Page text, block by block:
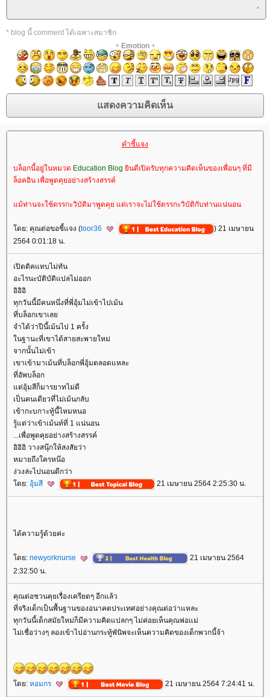
* blog นี้ comment ได้เฉพาะสมาชิก
+ Emotion+
คำชี้แจง
บล็อกนี้อยู่ในหมวด Education Blog ินดีเปิดรับทุกความคิดเห็นของเพื่อนๆ ที่มี
ล็อคอิน เพื่อพูดคุยอย่างสร้างสรรค์
ม้ท่านจะใช้ตรรกะวิบัติมาพูดคุย แต่เราจะไม่ใช้ตรรกะวิบัติกับท่านแน่นอน
ดย: คุณต่อขอชี้แจง (toor36
) 21 เมษายน
2564 0:01:18 น.
เปิดดิคแทบไม่ทัน
อะไรนะบัติบัติแปลไม่ออก
อิอิอิ
ทุกวันนี้มีคนหนึ่งที่พี่อุ้มไม่เข้าไปเม้น
ที่บล็อกเขาเล
จำได้ว่าปีนี้เม้นไป 1 ครั้ง
นฐานะที่เขาได้สายสะพายใหม่
จากนั้นไม่เข้า
เขาเข้ามาเม้นที่บล็อกพี่อุ้มตลอดแหละ
ที่อัพบล็อก
ต่อุ้มสีก็มารยาทไม่ดี
เป็นคนเดียวที่ไม่เม้นกลับ
เข้ากะบกาะทู้นี้ไหมหนอ
รู้แต่ว่าเข้าเม้นท์ที่ 1 แน่นอน
...เพื่อพูดคุยอย่างสร้างสรรค์
อิอิอิ วางสนุ๊กให้สงสัยว่า
หมายถึงใครหน๊อ
ง่วงล่ะไปนอนดีกว่า
ดย: อุ้มสี 21 เมษายน 2564 2:25:30 น.
ได้ความรู้ด้วยค่ะ
ดย: newyorknurse
21 เมษายน 2564
2:32:50 น.
คุณต่อชวนคุยเรื่องเครียดๆ อีกแล้ว
ที่จริงเด็กเป็นพื้นฐานของอนาคตประเทศอย่างคุณต่อว่าแหละ
ทุกวันนี้เด็กสมัยใหม่ก็มีความคิดแปลกๆ ไม่ค่อยเห็นคุณพ่อแม่
ไม่เชื่อว่างๆ ลองเข้าไปอ่านกระทู้พันิพจะเห็นความคิดของเด็กพวกนี้จ้า
ดย: หอมกร 21 เมษายน 2564 7:24:41 น.